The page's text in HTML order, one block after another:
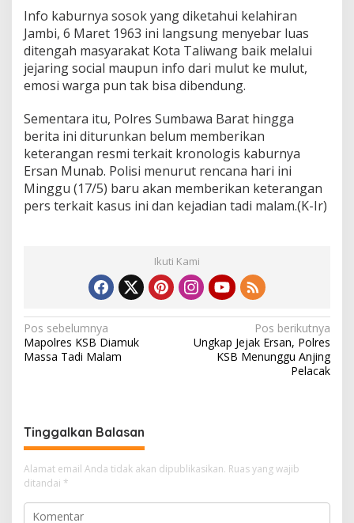
Info kaburnya sosok yang diketahui kelahiran
Jambi, 6 Maret 1963 ini langsung menyebar luas
ditengah masyarakat Kota Taliwang baik melalui
jejaring social maupun info dari mulut ke mulut,
emosi warga pun tak bisa dibendung.
Sementara itu, Polres Sumbawa Barat hingga
berita ini diturunkan belum memberikan
keterangan resmi terkait kronologis kaburnya
Ersan Munab. Polisi menurut rencana hari ini
Minggu (17/5) baru akan memberikan keterangan
pers terkait kasus ini dan kejadian tadi malam.(K-Ir)
Ikuti Kami
N
a
g
a
s
i
p
Pos sebelumnya
Mapolres KSB Diamuk
Massa Tadi Malam
Pos berikutnya
Ungkap Jejak Ersan, Polres
KSB Menunggu Anjing
Pelacak
Tinggalkan Balasan
Alamat email Anda tidak akan dipublikasikan. Ruas yang wajib
ditandai *